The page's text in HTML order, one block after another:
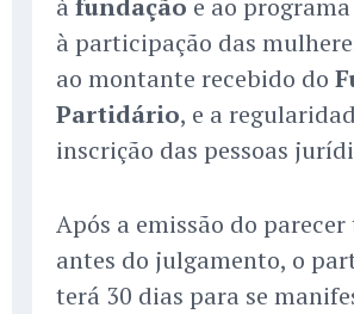
à fundação e ao
à participação das
ao montante recebido do
Partidário, e a
inscrição das pessoas
Após a emissão do parecer
antes do julgamento, o
terá 30 dias para se